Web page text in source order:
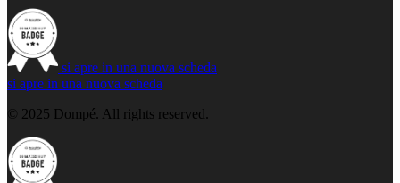
si apre in una nuova scheda
si apre in una nuova scheda
© 2025 Dompé. All rights reserved.